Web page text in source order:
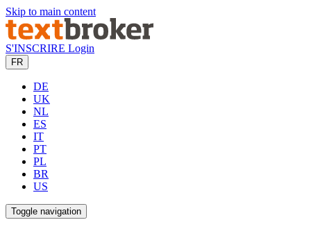
Skip to main content
S'INSCRIRE Login
FR
DE
UK
NL
ES
IT
PT
PL
BR
US
Toggle navigation